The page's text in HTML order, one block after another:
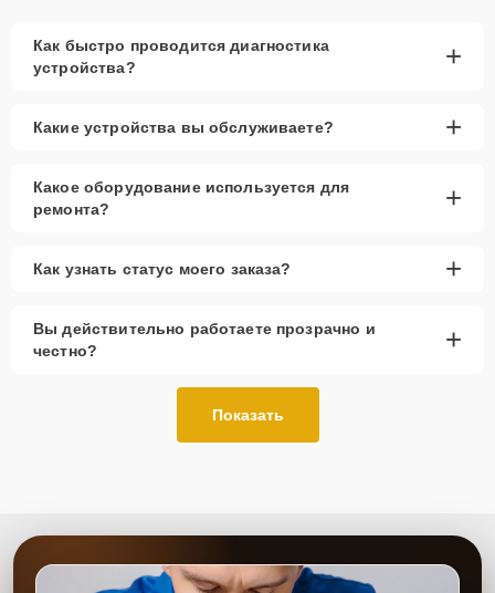
Как быстро проводится диагностика
устройства?
+
Какие устройства вы обслуживаете? +
Какое оборудование используется для
ремонта?
+
Как узнать статус моего заказа? +
Вы действительно работаете прозрачно и
честно?
+
Показать